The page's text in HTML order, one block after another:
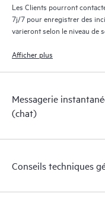
Les Clients pourront
7j/7 pour enregistrer des
varieront selon le niveau de
Afficher plus
Messagerie
(chat)
Conseils techniques